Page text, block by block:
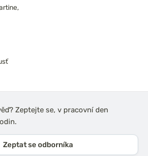
Zeptejte se, v pracovní den
Zeptat se odborníka